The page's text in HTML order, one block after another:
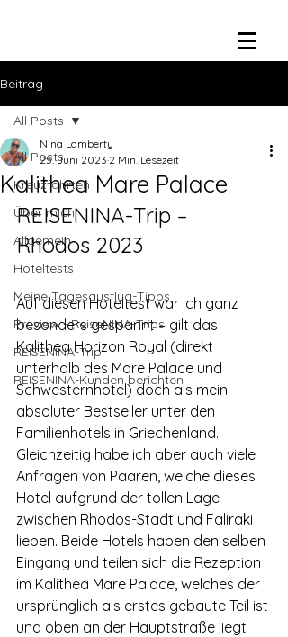
Beitrag
All Posts
Kreuzfahrten
Über mich
Allgemein
Hoteltests
Meine Tagesausflug-Tipps
Preview - ReiseNINA-Trips
REISENINA-Trip
REISENINA-Kunden berichten
All Posts
Kalithea Mare Palace
Nina Lamberty
25. Juni 2023 2 Min. Lesezeit
REISENINA-Trip –
Rhodos 2023
Auf diesen Hoteltest war ich ganz
besonders gespannt – gilt das
Kalithea Horizon Royal (direkt
unterhalb des Mare Palace und
Schwesternhotel) doch als mein
absoluter Bestseller unter den
Familienhotels in Griechenland.
Gleichzeitig habe ich aber auch viele
Anfragen von Paaren, welche dieses
Hotel aufgrund der tollen Lage
zwischen Rhodos-Stadt und Faliraki
lieben. Beide Hotels haben den selben
Eingang und teilen sich die Rezeption
im Kalithea Mare Palace, welches der
ursprünglich als erstes gebaute Teil ist
und oben an der Hauptstraße liegt